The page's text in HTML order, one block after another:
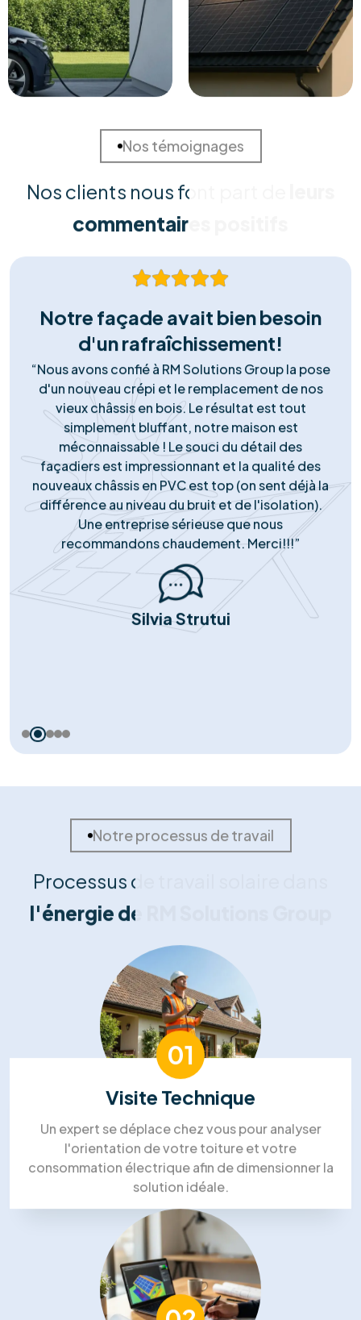
Solutions Sur Mesure
Chaque habitation est unique. Nous réalisons une
votre toiture pour concevoir la solution la plus rentable
et adaptée à vos besoins spécifiques.
Nos équipes techniques qualifiées assurent une pose
irréprochable, conforme aux normes de sécurité
(RGIE). Nous garantissons une intégration esthétique et
durable, sans risque pour votre toiture.
Matériel Premium
Nous ne faisons aucun compromis sur la qualité. Nous
installons exclusivement des panneaux et onduleurs de
marques Tier-1, reconnus pour leur rendement
supérieur et leur longévité garantie.
Support Réactif
Notre engagement ne s'arrête pas à la pose. Notre
service client local est disponible pour répondre à
toutes vos questions, gérer le service après-vente et
assurer le monitoring de votre installation.
Notre succès
Nos témoignages
Nos clients nous font part de
commentaires positifs
Nous avons choisi RM Solutions
Group pour un projet complet!
“Isolation des combles, panneaux solaires et
PAC. Ils ont coordonné tous les corps de métier,
ce qui a été un vrai soulagement. Le chef de
projet était très disponible. Un gros
investissement, mais nous sommes confiants
pour les économies futures.”